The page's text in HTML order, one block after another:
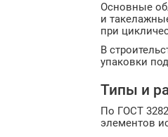
Основные
и
при
В
упаковки
Типы и
По ГОСТ
элементов